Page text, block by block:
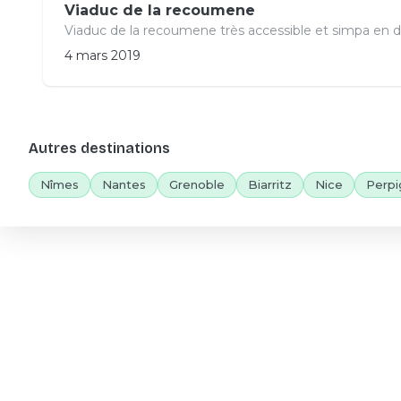
Viaduc de la recoumene
Viaduc de la recoumene très accessible et simpa en
4 mars 2019
Autres destinations
Nîmes Nantes Grenoble Biarritz Nice